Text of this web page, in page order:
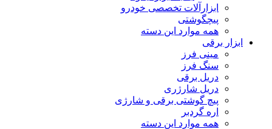
ابزارآلات تخصصی خودرو
پیچگوشتی
همه موارد این دسته
ابزار برقی
مینی فرز
سنگ فرز
دریل برقی
دریل شارژری
پیچ گوشتی برقی و شارژی
اره گردبر
همه موارد این دسته